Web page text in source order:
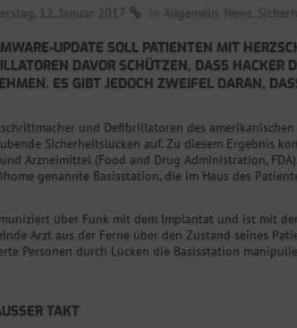
12. Januar 2017 Allgemein News
UPDATE SOLL PATIENTEN MIT
DAVOR SCHÜTZEN, DASS HACKER
ES GIBT JEDOCH ZWEIFEL DARAN,
und Defibrillatoren des
Sicherheitslücken auf. Zu diesem Ergebnis
Arzneimittel (Food and Drug Administration,
genannte Basisstation, die im Haus des
über Funk mit dem Implantat und ist mit
Arzt aus der Ferne über den Zustand seines
Personen durch Lücken die Basisstation
TAKT